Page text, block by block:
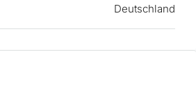
Deutschland